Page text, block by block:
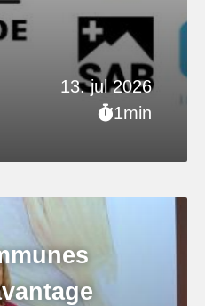
13. jul 2026
1min